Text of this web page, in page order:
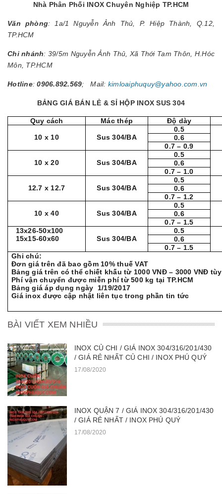
Nhà Phân Phối INOX Chuyên Nghiệp TP.HCM
Văn phòng: 1a/1 Nguyễn Ảnh Thủ, P. Hiệp Thành, Q.12,
TP.HCM
Chi nhánh: 39/5m Nguyễn Ảnh Thủ, Xã Thới Tam Thôn, H.Hóc
Môn, TP.HCM
Hotline:0906.892.569; Mail: kimloaiphuquy@yahoo.com.vn
BẢNG GIÁ BÁN LẺ & SỈ HỘP INOX SUS 304
Quy cách Mác thép Độ dày
10 x 10 Sus 304/BA
0.5
0.6
0.7 – 0.9
10 x 20 Sus 304/BA
0.5
0.6
0.7 – 1.0
12.7 x 12.7 Sus 304/BA
0.5
0.6
0.7 – 1.2
10 x 40 Sus 304/BA
0.5
0.6
0.7 – 1.5
13x26-50x100
15x15-60x60
Sus 304/BA
0.5
0.6
0.7 – 1.5
Ghi chú:
Đơn giá trên đã bao gồm 10% thuế VAT
Bảng giá trên có thể chiết khấu từ 1000 VNĐ – 3000 VNĐ
Phí vận chuyển được miễn phí từ 500 kg tại TP.HCM
Bảng giá áp dụng ngày 1/19/2017
Giá inox được cập nhật liên tục trong phần tin tức
BÀI VIẾT XEM NHIỀU
INOX CỦ CHI / GIÁ INOX 304/316/201/430
/ GIÁ RẺ NHẤT CỦ CHI / INOX PHÚ QUÝ
17/08/2020
INOX QUẬN 7 / GIÁ INOX 304/316/201/430
/ GIÁ RẺ NHẤT / INOX PHÚ QUÝ
17/08/2020